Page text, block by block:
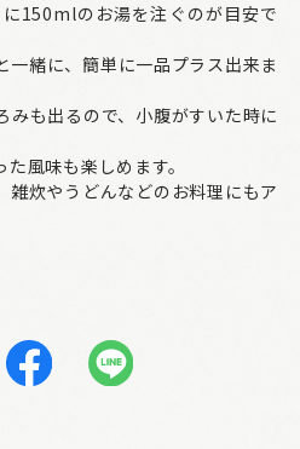
150mlのお湯を注ぐのが目安で
一緒に、簡単に一品プラス出来ま
みも出るので、小腹がすいた時に
風味も楽しめます。
雑炊やうどんなどのお料理にもア